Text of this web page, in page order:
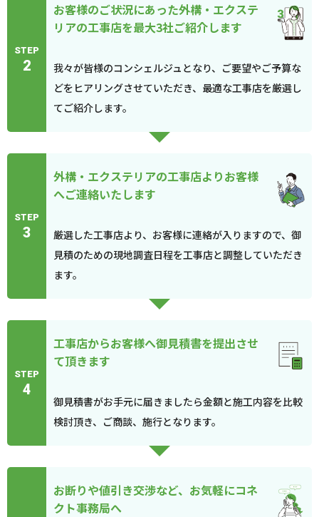
STEP
2
お客様のご状況にあった外構・エクステ
リアの工事店を最大3社ご紹介します
我々が皆様のコンシェルジュとなり、ご要望やご予算な
どをヒアリングさせていただき、最適な工事店を厳選し
てご紹介します。
STEP
3
外構・エクステリアの工事店よりお客様
へご連絡いたします
厳選した工事店より、お客様に連絡が入りますので、御
見積のための現地調査日程を工事店と調整していただき
ます。
STEP
4
工事店からお客様へ御見積書を提出させ
て頂きます
御見積書がお手元に届きましたら金額と施工内容を比較
検討頂き、ご商談、施行となります。
お断りや値引き交渉など、お気軽にコネ
クト事務局へ